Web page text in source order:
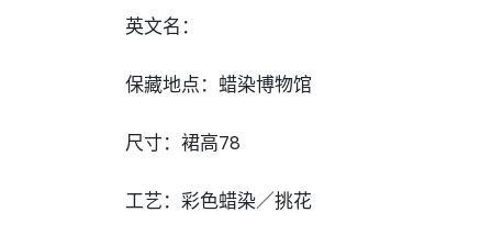
英文名：
保藏地点：蜡染博物馆
尺寸：裙高78
工艺：彩色蜡染／挑花